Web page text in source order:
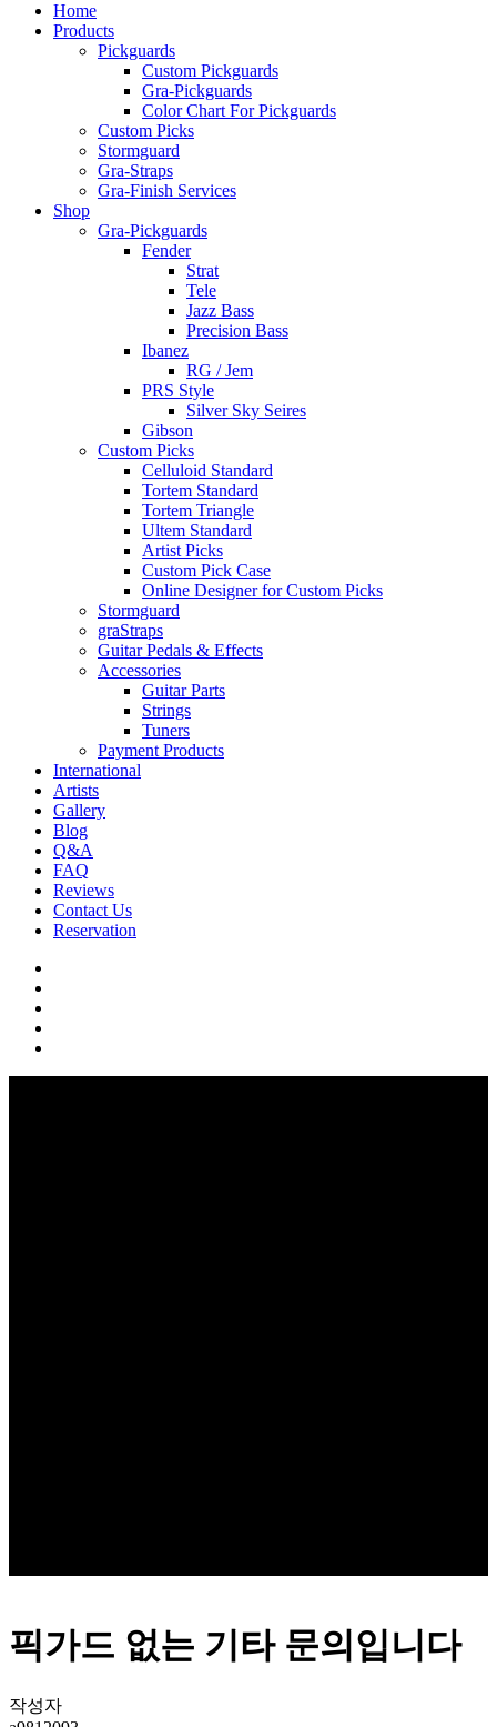
Home
Products
Pickguards
Custom Pickguards
Gra-Pickguards
Color Chart For Pickguards
Custom Picks
Stormguard
Gra-Straps
Gra-Finish Services
Shop
Gra-Pickguards
Fender
Strat
Tele
Jazz Bass
Precision Bass
Ibanez
RG / Jem
PRS Style
Silver Sky Seires
Gibson
Custom Picks
Celluloid Standard
Tortem Standard
Tortem Triangle
Ultem Standard
Artist Picks
Custom Pick Case
Online Designer for Custom Picks
Stormguard
graStraps
Guitar Pedals & Effects
Accessories
Guitar Parts
Strings
Tuners
Payment Products
International
Artists
Gallery
Blog
Q&A
FAQ
Reviews
Contact Us
Reservation
픽가드 없는 기타 문의입니다
작성자